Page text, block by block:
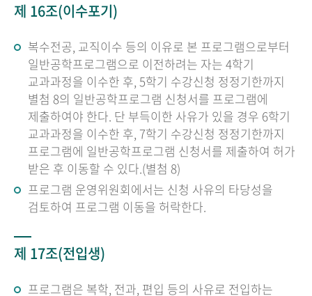
제 16조(이수포기)
복수전공, 교직이수 등의 이유로 본 프로그램으로부터
일반공학프로그램으로 이전하려는 자는 4학기
교과과정을 이수한 후, 5학기 수강신청 정정기한까지
별첨 8의 일반공학프로그램 신청서를 프로그램에
제출하여야 한다. 단 부득이한 사유가 있을 경우 6학기
교과과정을 이수한 후, 7학기 수강신청 정정기한까지
프로그램에 일반공학프로그램 신청서를 제출하여 허가
받은 후 이동할 수 있다.(별첨 8)
프로그램 운영위원회에서는 신청 사유의 타당성을
검토하여 프로그램 이동을 허락한다.
제 17조(전입생)
프로그램은 복학, 전과, 편입 등의 사유로 전입하는